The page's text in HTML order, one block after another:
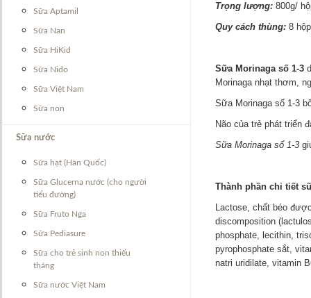
Sữa Aptamil
Sữa Nan
Sữa HiKid
Sữa Nido
Sữa Việt Nam
Sữa non
Sữa nước
Sữa hạt (Hàn Quốc)
Sữa Glucerna nước (cho người
tiểu đường)
Sữa Fruto Nga
Sữa Pediasure
Sữa cho trẻ sinh non thiếu
tháng
Sữa nước Việt Nam
Trọng lượng: 800g/
Quy cách thùng: 8
Sữa Morinaga số 1-3
Morinaga nhạt thơm,
Sữa Morinaga số 1-3
Não của trẻ phát triển
Sữa Morinaga số 1-3
Thành phần chi tiết
Lactose, chất béo
discomposition
phosphate, lecithin,
pyrophosphate sắt,
natri uridilate, vitamin